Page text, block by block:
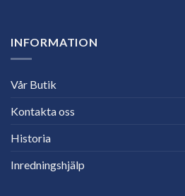
INFORMATION
Vår Butik
Kontakta oss
Historia
Inredningshjälp